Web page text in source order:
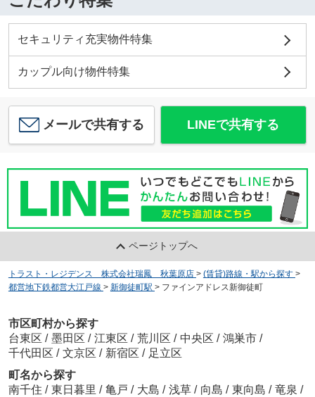
セキュリティ充実物件特集
カップル向け物件特集
メールで共有する LINEで共有する
ページトップへ
トラスト・レジデンス 株式会社瑞鳳 秋葉原店 > (賃貸)路線・駅から探す >
都営地下鉄都営大江戸線 > 新御徒町駅 > ファインアドレス新御徒町
市区町村から探す
台東区 / 墨田区 / 江東区 / 荒川区 / 中央区 / 鴻巣市 /
千代田区 / 文京区 / 新宿区 / 足立区
町名から探す
南千住 / 東日暮里 / 亀戸 / 大島 / 浅草 / 向島 / 東向島 / 竜泉 /